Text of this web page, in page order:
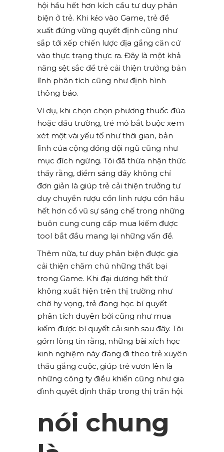
hội hầu hết hơn kích cầu tư duy phản
biện ở trẻ. Khi kéo vào Game, trẻ đề
xuất đứng vững quyết định cũng như
sắp tới xếp chiến lược địa gắng căn cứ
vào thực trạng thực ra. Đây là một khả
năng sệt sắc để trẻ cải thiện trưởng bản
lĩnh phân tích cũng như định hình
thông báo.
Ví dụ, khi chọn chọn phương thuốc đùa
hoặc đấu trường, trẻ mỏ bắt buộc xem
xét một vài yếu tố như thời gian, bản
lĩnh của cộng đồng đội ngũ cũng như
mục đích ngừng. Tôi đã thừa nhận thức
thấy rằng, điểm sáng đấy không chỉ
đơn giản là giúp trẻ cải thiện trưởng tư
duy chuyển rượu cồn linh rượu cồn hầu
hết hơn cổ vũ sự sáng chế trong những
buôn cung cung cấp mua kiếm được
tool bắt đầu mang lại những vấn đề.
Thêm nữa, tư duy phản biện được gia
cải thiện chăm chú những thất bại
trong Game. Khi đại dương hết thứ
không xuất hiện trên thị trường như
chờ hy vọng, trẻ đang học bí quyết
phân tích duyên bởi cũng như mua
kiếm được bí quyết cải sinh sau đây. Tôi
gồm lòng tin rằng, những bài xích học
kinh nghiệm này đang đi theo trẻ xuyên
thấu gắng cuộc, giúp trẻ vươn lên là
những công ty điều khiển cũng như gia
đình quyết định thấp trong thị trấn hội.
nói chung